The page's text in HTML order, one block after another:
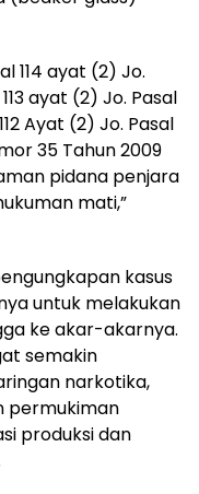
114 ayat (2) Jo.
ayat (2) Jo. Pasal
Ayat (2) Jo. Pasal
35 Tahun 2009
pidana penjara
mati,”
kasus
untuk melakukan
ke akar-akarnya.
semakin
narkotika,
permukiman
produksi dan